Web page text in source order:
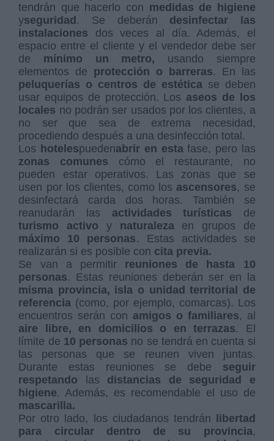
tendrán que hacerlo con medidas de higiene
yseguridad . Se deberán desinfectar las
instalaciones dos veces al día. Además, el
espacio entre el cliente y el vendedor debe ser
de mínimo un metro, usando siempre
elementos de protección o barreras. En las
peluquerías o centros de estética se deben
usar equipos de protección. Los aseos de los
locales no podrán ser usados por los clientes, a
no ser que sea de extrema necesidad,
procediendo después a una desinfección total.
Los hotelespuedenabrir en estafase, pero las
zonas comunes cómo el restaurante, no
pueden estar operativos. Las zonas que se
usen por los clientes, como los ascensores, se
desinfectará carda dos horas. También se
reanudarán las actividadesturísticas de
turismo activo y naturaleza en grupos de
máximo 10 personas . Estas actividades se
realizarán si es posible con cita previa.
Se van a permitir reuniones de hasta 10
personas. Estas reuniones deberán ser en la
misma provincia, isla o unidad territorial de
referencia (como, por ejemplo, comarcas). Los
encuentros serán con amigos o familiares, al
aire libre, en domicilios o en terrazas. El
límite de 10 personas no se tendrá en cuenta si
las personas que se reunen viven juntas.
Durante estas reuniones se debe seguir
respetando
las distancias de seguridad e
higiene. Además, es recomendable el uso de
mascarilla.
Por otro lado, los ciudadanos tendrán
libertad
para circular dentro de su provincia,